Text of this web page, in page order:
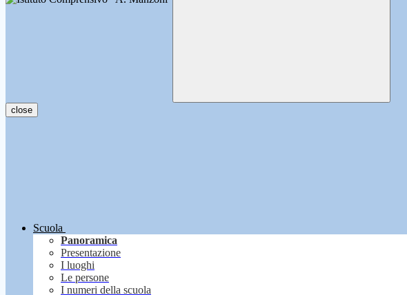
close
Scuola
Panoramica
Presentazione
I luoghi
Le persone
I numeri della scuola